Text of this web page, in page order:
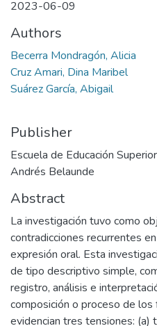
2023-06-09
Authors
Becerra Mondragón, Alicia
Cruz Amari, Dina Maribel
Suárez García, Abigail
Publisher
Escuela de Educación
Andrés Belaunde
Abstract
La investigación tuvo como
contradicciones recurrentes
expresión oral. Esta
de tipo descriptivo simple,
registro, análisis e
composición o proceso de
evidencian tres tensiones: (a)